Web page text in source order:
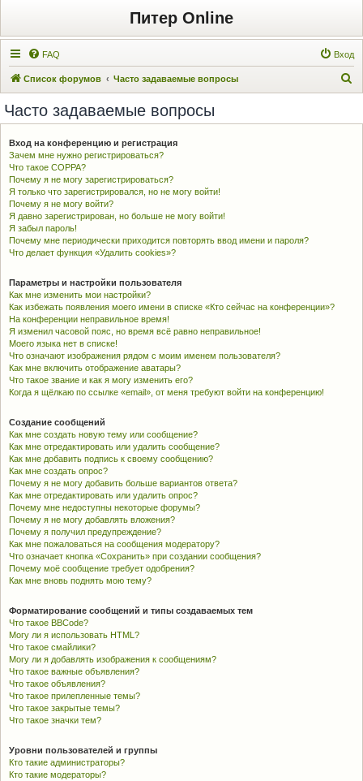
Питер Online
FAQ Вход
Список форумов Часто задаваемые вопросы
Часто задаваемые вопросы
Вход на конференцию и регистрация
Зачем мне нужно регистрироваться?
Что такое COPPA?
Почему я не могу зарегистрироваться?
Я только что зарегистрировался, но не могу войти!
Почему я не могу войти?
Я давно зарегистрирован, но больше не могу войти!
Я забыл пароль!
Почему мне периодически приходится повторять ввод имени и пароля?
Что делает функция «Удалить cookies»?
Параметры и настройки пользователя
Как мне изменить мои настройки?
Как избежать появления моего имени в списке «Кто сейчас на конференции»?
На конференции неправильное время!
Я изменил часовой пояс, но время всё равно неправильное!
Моего языка нет в списке!
Что означают изображения рядом с моим именем пользователя?
Как мне включить отображение аватары?
Что такое звание и как я могу изменить его?
Когда я щёлкаю по ссылке «email», от меня требуют войти на конференцию!
Создание сообщений
Как мне создать новую тему или сообщение?
Как мне отредактировать или удалить сообщение?
Как мне добавить подпись к своему сообщению?
Как мне создать опрос?
Почему я не могу добавить больше вариантов ответа?
Как мне отредактировать или удалить опрос?
Почему мне недоступны некоторые форумы?
Почему я не могу добавлять вложения?
Почему я получил предупреждение?
Как мне пожаловаться на сообщения модератору?
Что означает кнопка «Сохранить» при создании сообщения?
Почему моё сообщение требует одобрения?
Как мне вновь поднять мою тему?
Форматирование сообщений и типы создаваемых тем
Что такое BBCode?
Могу ли я использовать HTML?
Что такое смайлики?
Могу ли я добавлять изображения к сообщениям?
Что такое важные объявления?
Что такое объявления?
Что такое прилепленные темы?
Что такое закрытые темы?
Что такое значки тем?
Уровни пользователей и группы
Кто такие администраторы?
Кто такие модераторы?